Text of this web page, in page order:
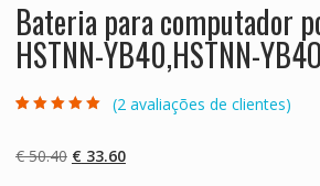
Bateria para computador
HSTNN-YB40,HSTNN-
com base em
classificaçõe
(2 avaliações de clientes)
€50.40 O
€33.60O